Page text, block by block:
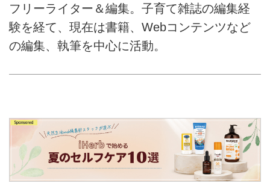
フリーライター＆編集。子育て雑誌の編集経
験を経て、現在は書籍、Webコンテンツなど
の編集、執筆を中心に活動。